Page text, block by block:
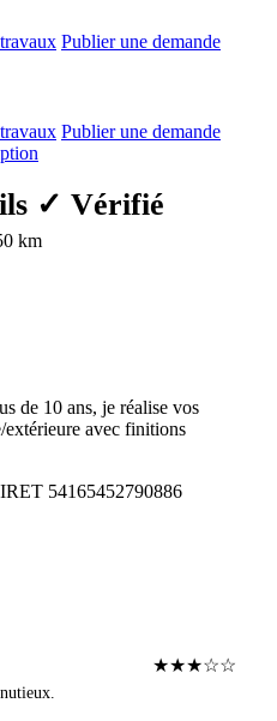
Publier une demande
Publier une demande
✓ Vérifié
km
de 10 ans, je réalise vos
avec finitions
54165452790886
★★★☆☆